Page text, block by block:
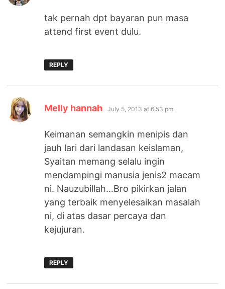
tak pernah dpt bayaran pun masa
attend first event dulu.
REPLY
Melly hannah says:
July 5, 2013 at 6:53 pm
Keimanan semangkin menipis dan
jauh lari dari landasan keislaman,
Syaitan memang selalu ingin
mendampingi manusia jenis2 macam
ni. Nauzubillah…Bro pikirkan jalan
yang terbaik menyelesaikan masalah
ni, di atas dasar percaya dan
kejujuran.
REPLY